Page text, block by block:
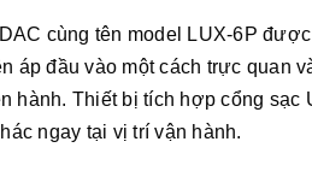
cùng tên model LUX-6P
áp đầu vào một cách trực quan
hành. Thiết bị tích hợp cổng
ngay tại vị trí vận hành.